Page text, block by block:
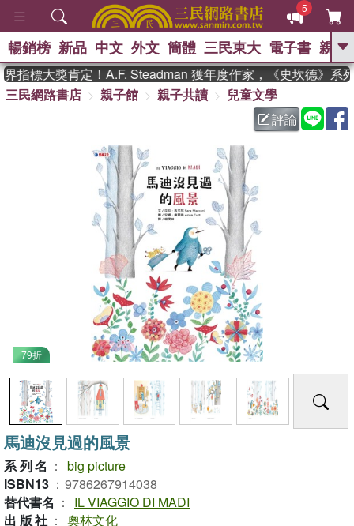
5
GO
熱搜： 東野圭吾 、 高希均教授回憶錄
父親節 、 如果歷
暑期推薦 、 國際布克
獎 臺灣漫遊錄 、 方念華
登輝時代
數學女孩：黎曼猜想
偉大的迷走神經
暢銷榜 新品 中文 外文 簡體 三民東大 電子書 親子
標大獎肯定！A.F. Steadman 獲年度作家，《史坎德》系列
三民網路書店
親子館 親子共讀
兒童文學
評論
79折
馬迪沒見過的風景
系列名 ： big picture
ISBN13 ： 9786267914038
替代書名 ：
IL VIAGGIO DI MADI
出版社 ： 奧林文化